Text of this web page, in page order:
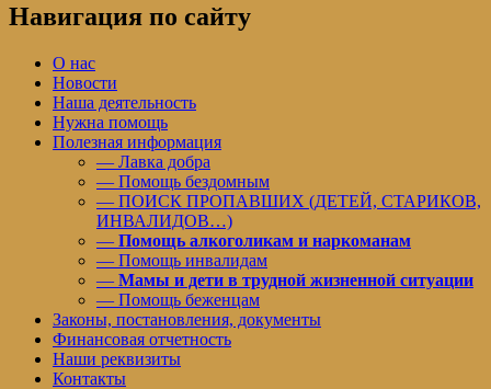
Навигация по сайту
О нас
Новости
Наша деятельность
Нужна помощь
Полезная информация
— Лавка добра
— Помощь бездомным
— ПОИСК ПРОПАВШИХ (ДЕТЕЙ, СТАРИКОВ,
ИНВАЛИДОВ…)
— Помощь алкоголикам и наркоманам
— Помощь инвалидам
— Мамы и дети в трудной жизненной ситуации
— Помощь беженцам
Законы, постановления, документы
Финансовая отчетность
Наши реквизиты
Контакты